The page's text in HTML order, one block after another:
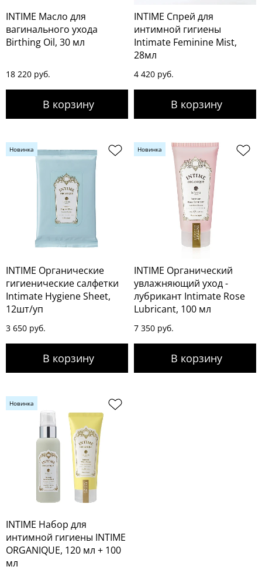
INTIME Масло для
вагинального ухода
Birthing Oil, 30 мл
18 220 руб.
INTIME Спрей для
интимной гигиены
Intimate Feminine Mist,
28мл
4 420 руб.
Новинка
INTIME Органические
гигиенические салфетки
Intimate Hygiene Sheet,
12шт/уп
3 650 руб.
Новинка
INTIME Органический
увлажняющий уход -
лубрикант Intimate Rose
Lubricant, 100 мл
7 350 руб.
Новинка
INTIME Набор для
интимной гигиены INTIME
ORGANIQUE, 120 мл + 100
мл